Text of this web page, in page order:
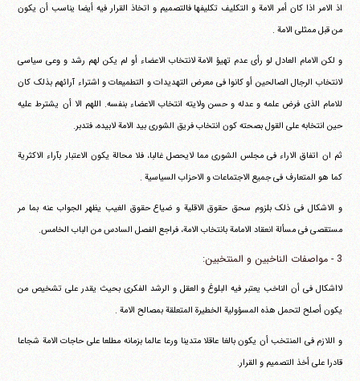
اذ الامر اذا کان أمر الامة و التکلیف تکلیفها فالتصمیم و اتخاذ القرار فیه أیضا یناسب أن یکون
من قبل ممثلی الامة .
و لکن الامام العادل لو رأی عدم تهیؤ الامة لانتخاب الاعضاء أو لم یکن لهم رشد و وعی سیاسی
لانتخاب الرجال الصالحین أو کانوا فی معرض التهدیدات و التطمیعات و اشتراء آرائهم بذلک کان
للامام الذی فرض علمه و عدله و حسن ولایته انتخاب الاعضاء بنفسه. اللهم الا أن یشترط علیه
حین انتخابه علی القول بصحته کون انتخاب فریق الشوری بید الامة لابیده، فتدبر.
ثم ان اتفاق الاراء فی مجلس الشوری مما لایحصل غالبا، فلا محالة یکون الاعتبار بآراء الاکثریة
کما هو المتعارف فی جمیع الاجتماعات و الاحزاب السیاسیة .
و الاشکال فی ذلک بلزوم سحق حقوق الاقلیة و ضیاع حقوق الغیب یظهر الجواب عنه بما مر
مستقصی فی مسألة انعقاد الامامة بانتخاب الامة، فراجع الفصل السادس من الباب الخامس.
3 - مواصفات الناخبین و المنتخبین:
لااشکال فی أن الناخب یعتبر فیه البلوغ و العقل و الرشد الفکری بحیث یقدر علی تشخیص من
یکون أصلح لتحمل هذه المسؤولیة الخطیرة المتعلقة بمصالح الامة .
و اللازم فی المنتخب أن یکون بالغا عاقلا متدینا ورعا عالما بزمانه مطلعا علی حاجات الامة شجاعا
قادرا علی أخذ التصمیم و القرار.